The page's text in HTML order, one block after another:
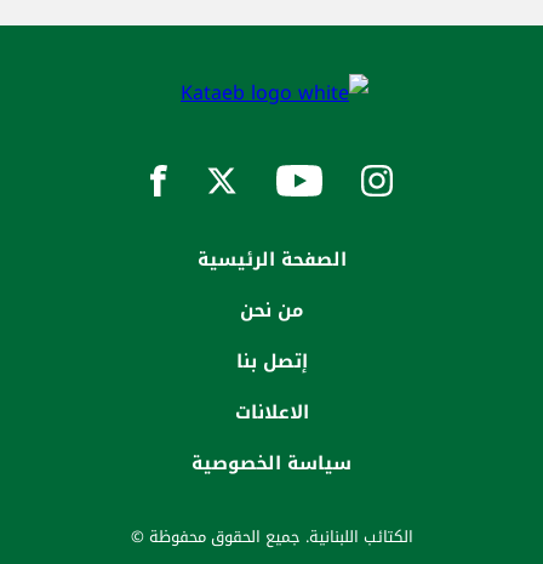
الصفحة الرئيسية
من نحن
إتصل بنا
الاعلانات
سياسة الخصوصية
الكتائب اللبنانية. جميع الحقوق محفوظة ©